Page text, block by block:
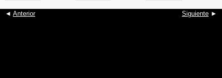
◄ Anterior Siguiente ►